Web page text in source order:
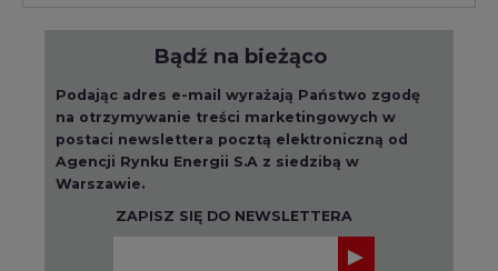
Bądź na bieżąco
Podając adres e-mail wyrażają Państwo zgodę
na otrzymywanie treści marketingowych w
postaci newslettera pocztą elektroniczną od
Agencji Rynku Energii S.A z siedzibą w
Warszawie.
ZAPISZ SIĘ DO NEWSLETTERA